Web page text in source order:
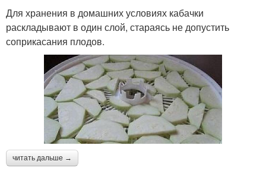
Для хранения в домашних условиях кабачки
раскладывают в один слой, стараясь не допустить
соприкасания плодов.
читать дальше →